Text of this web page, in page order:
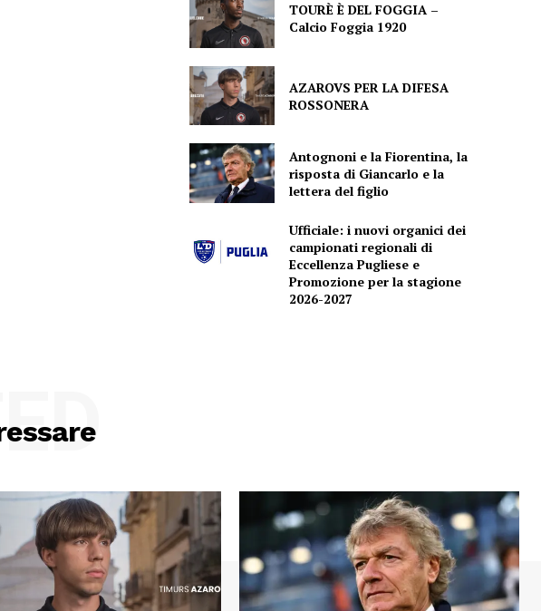
TOURÈ È DEL FOGGIA –
Calcio Foggia 1920
AZAROVS PER LA DIFESA
ROSSONERA
Antognoni e la Fiorentina, la
risposta di Giancarlo e la
lettera del figlio
Ufficiale: i nuovi organici dei
campionati regionali di
Eccellenza Pugliese e
Promozione per la stagione
2026-2027